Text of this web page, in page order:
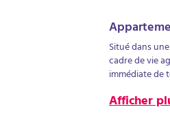
Situé dans
cadre de vie
immédiate de
Afficher